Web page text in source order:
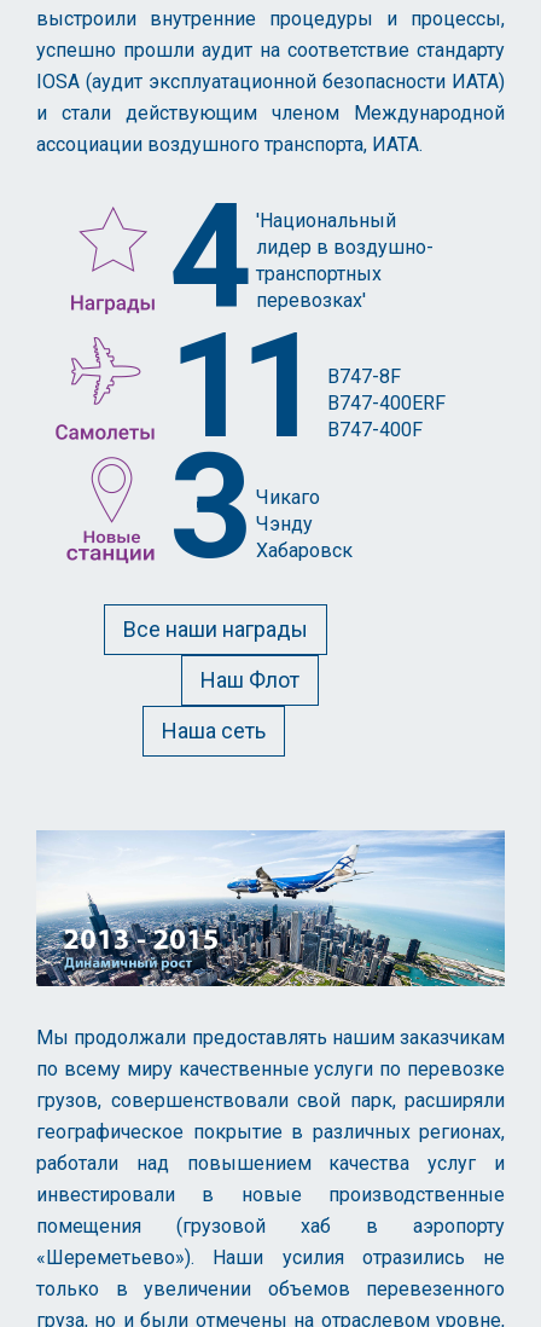
выстроили внутренние процедуры и процессы,
успешно прошли аудит на соответствие стандарту
IOSА (аудит эксплуатационной безопасности ИАТА)
и стали действующим членом Международной
ассоциации воздушного транспорта, ИАТА.
4
'Национальный
лидер в воздушно-
транспортных
перевозках'
11
B747-8F
B747-400ERF
B747-400F
3
Чикаго
Чэнду
Хабаровск
Все наши награды
Наш Флот
Наша сеть
Мы продолжали предоставлять нашим заказчикам
по всему миру качественные услуги по перевозке
грузов, совершенствовали свой парк, расширяли
географическое покрытие в различных регионах,
работали над повышением качества услуг и
инвестировали в новые производственные
помещения (грузовой хаб в аэропорту
«Шереметьево»). Наши усилия отразились не
только в увеличении объемов перевезенного
груза, но и были отмечены на отраслевом уровне,